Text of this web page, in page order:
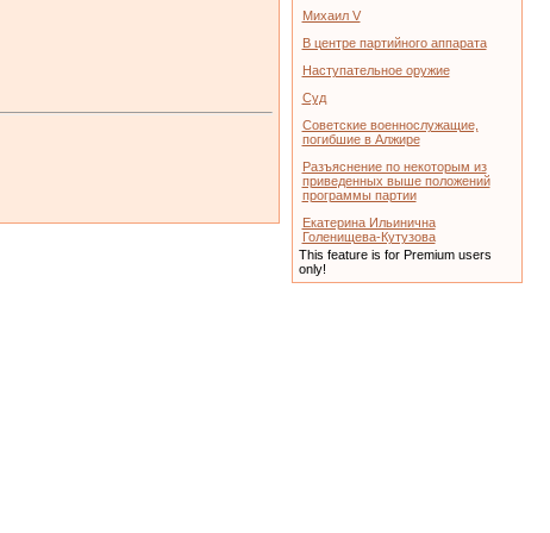
Михаил V
В центре партийного аппарата
Наступательное оружие
Суд
Советские военнослужащие,
погибшие в Алжире
Разъяснение по некоторым из
приведенных выше положений
программы партии
Екатерина Ильинична
Голенищева-Кутузова
This feature is for Premium users
only!